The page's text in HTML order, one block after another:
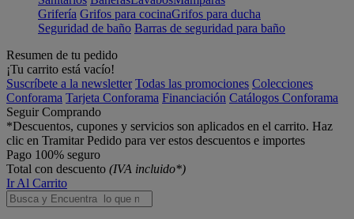
Grifería Grifos para cocinaGrifos para ducha
Seguridad de baño Barras de seguridad para baño
Resumen de tu pedido
¡Tu carrito está vacío!
Suscríbete a la newsletter Todas las promociones Colecciones
Conforama Tarjeta Conforama Financiación Catálogos Conforama
Seguir Comprando
*Descuentos, cupones y servicios son aplicados en el carrito. Haz
clic en Tramitar Pedido para ver estos descuentos e importes
Pago 100% seguro
Total con descuento (IVA incluido*)
Ir Al Carrito